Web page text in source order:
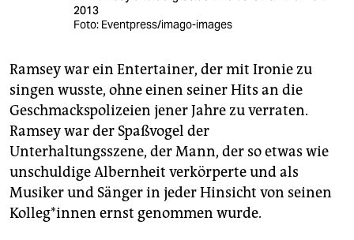
2013
Foto: Eventpress/imago-images
Ramsey war ein Entertainer, der mit Ironie zu
singen wusste, ohne einen seiner Hits an die
Geschmackspolizeien jener Jahre zu verraten.
Ramsey war der Spaßvogel der
Unterhaltungsszene, der Mann, der so etwas wie
unschuldige Albernheit verkörperte und als
Musiker und Sänger in jeder Hinsicht von seinen
Kol­le­g*in­nen ernst genommen wurde.